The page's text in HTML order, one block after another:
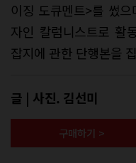
이징 도큐멘트>를 썼
자인 칼럼니스트로 활
잡지에 관한 단행본을
글 | 사진. 김선미
구매하기 >